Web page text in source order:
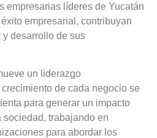
empresarias líderes de Yucatán
empresarial, contribuyan
desarrollo de sus
un liderazgo
de cada negocio se
para generar un impacto
trabajando en
para abordar los